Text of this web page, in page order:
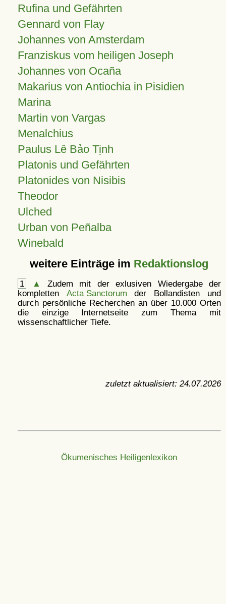
Rufina und Gefährten
Gennard von Flay
Johannes von Amsterdam
Franziskus vom heiligen Joseph
Johannes von Ocaña
Makarius von Antiochia in Pisidien
Marina
Martin von Vargas
Menalchius
Paulus Lê Bảo Tịnh
Platonis und Gefährten
Platonides von Nisibis
Theodor
Ulched
Urban von Peñalba
Winebald
weitere Einträge im Redaktionslog
1 ▲
Zudem mit der exlusiven Wiedergabe der
kompletten Acta Sanctorum der Bollandisten und
durch persönliche Recherchen an über 10.000 Orten
die einzige Internetseite zum Thema mit
wissenschaftlicher Tiefe.
zuletzt aktualisiert: 24.07.2026
Ökumenisches Heiligenlexikon